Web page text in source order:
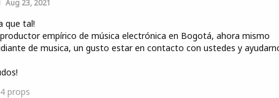
Aug 23, 2021
que tal!
empírico de música electrónica en Bogotá, ahora mismo
de musica, un gusto estar en contacto con ustedes y
4props